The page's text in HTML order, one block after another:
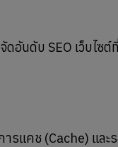
นดับ SEO เว็บไซต์
แคช (Cache) และ